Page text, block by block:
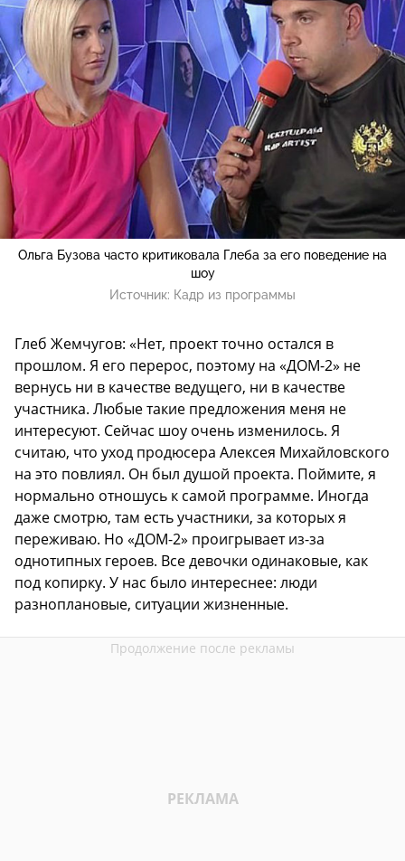
Ольга Бузова часто критиковала Глеба за его поведение на
шоу
Источник: Кадр из программы
Глеб Жемчугов: «Нет, проект точно остался в
прошлом. Я его перерос, поэтому на «ДОМ-2» не
вернусь ни в качестве ведущего, ни в качестве
участника. Любые такие предложения меня не
интересуют. Сейчас шоу очень изменилось. Я
считаю, что уход продюсера Алексея Михайловского
на это повлиял. Он был душой проекта. Поймите, я
нормально отношусь к самой программе. Иногда
даже смотрю, там есть участники, за которых я
переживаю. Но «ДОМ-2» проигрывает из-за
однотипных героев. Все девочки одинаковые, как
под копирку. У нас было интереснее: люди
разноплановые, ситуации жизненные.